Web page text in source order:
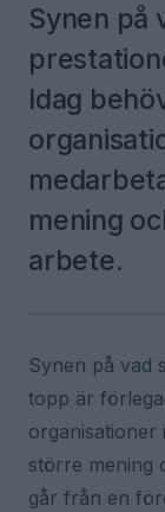
Synen på
Idag
mening
arbete.
Synen på vad
topp är
organisationer
större mening
går från en